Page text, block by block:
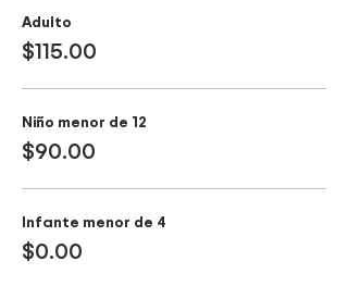
Adulto
$115.00
Niño menor de 12
$90.00
Infante menor de 4
$0.00